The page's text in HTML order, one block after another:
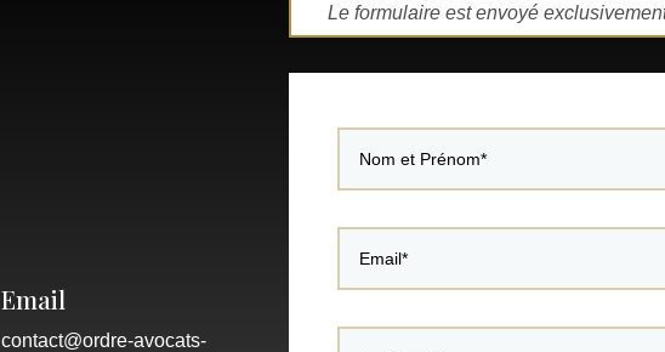
Email
contact@ordre-avocats-
Le formulaire est envoyé